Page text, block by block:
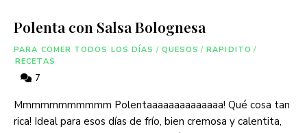
Polenta con Salsa Bolognesa
PARA COMER TODOS LOS DÍAS / QUESOS / RAPIDITO /
RECETAS
7
Mmmmmmmmmmm Polentaaaaaaaaaaaaaa! Qué cosa tan
rica! Ideal para esos días de frío, bien cremosa y calentita,